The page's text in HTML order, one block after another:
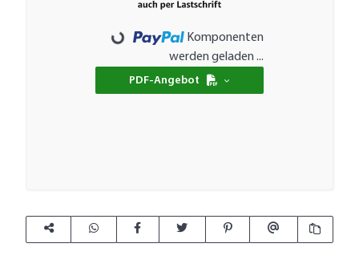
Loading...
Komponenten
werden geladen ...
PDF-Angebot